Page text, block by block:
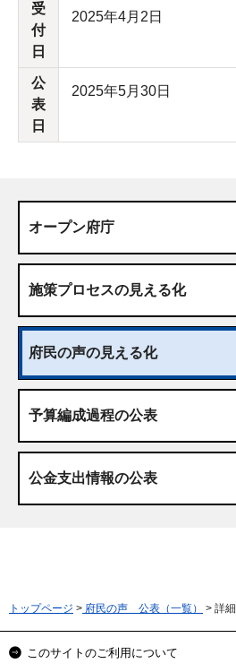
受
付
日
2025年4月2日
公
表
日
2025年5月30日
オープン府庁
施策プロセスの見える化
府民の声の見える化
予算編成過程の公表
公金支出情報の公表
トップページ > 府民の声 公表（一覧） > 詳細
このサイトのご利用について